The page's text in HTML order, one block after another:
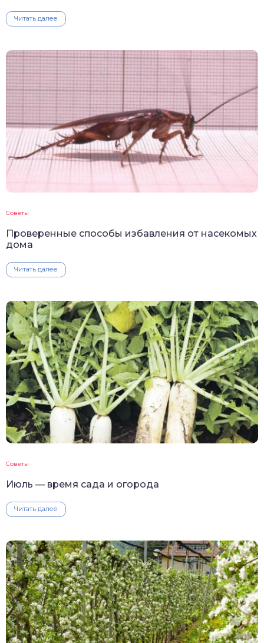
Читать далее
Советы
Проверенные способы избавления от насекомых
дома
Читать далее
Советы
Июль — время сада и огорода
Читать далее